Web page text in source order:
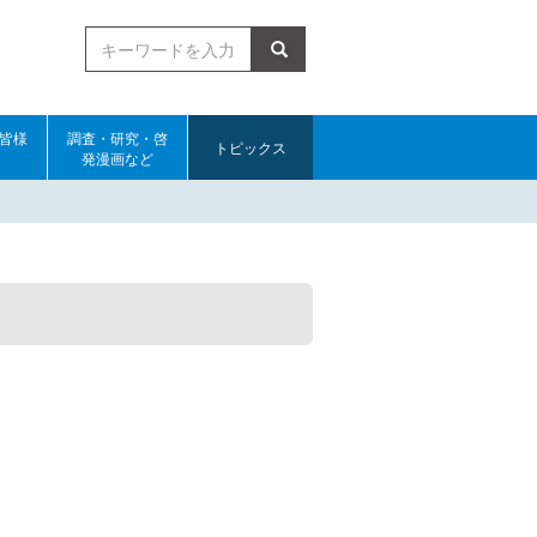
検索
様
調査・研究・啓
発漫画など
トピックス